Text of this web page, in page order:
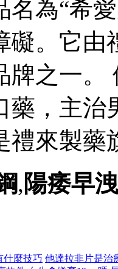
名為“希
礙。它
牌之一。
藥，主
禮來製藥
, 陽痿早洩
什麼技巧 他達拉非片是治